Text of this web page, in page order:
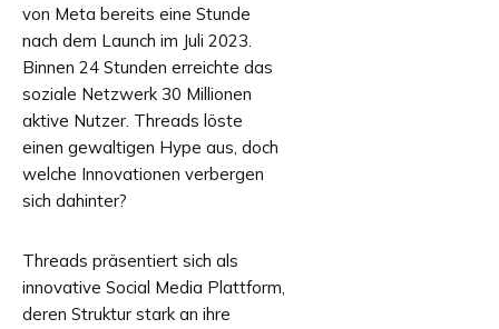
von Meta bereits eine Stunde
nach dem Launch im Juli 2023.
Binnen 24 Stunden erreichte das
soziale Netzwerk 30 Millionen
aktive Nutzer. Threads löste
einen gewaltigen Hype aus, doch
welche Innovationen verbergen
sich dahinter?
Threads präsentiert sich als
innovative Social Media Plattform,
deren Struktur stark an ihre